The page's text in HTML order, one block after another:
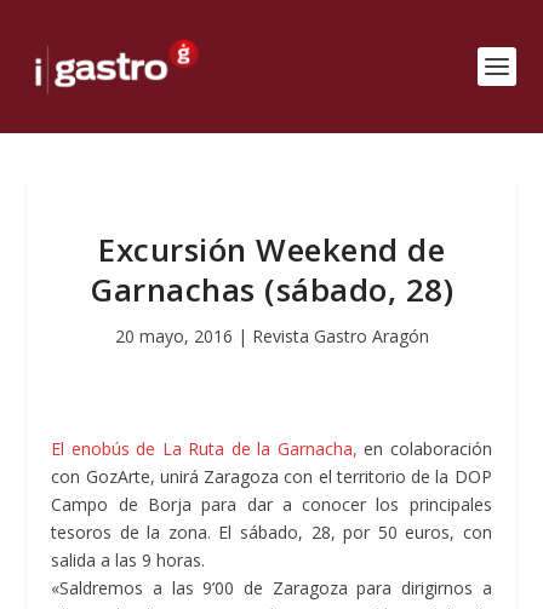
Excursión Weekend de
Garnachas (sábado, 28)
20 mayo, 2016 | Revista Gastro Aragón
El enobús de La Ruta de la Garnacha, en colaboración
con GozArte, unirá Zaragoza con el territorio de la DOP
Campo de Borja para dar a conocer los principales
tesoros de la zona. El sábado, 28, por 50 euros, con
salida a las 9 horas.
«Saldremos a las 9’00 de Zaragoza para dirigirnos a